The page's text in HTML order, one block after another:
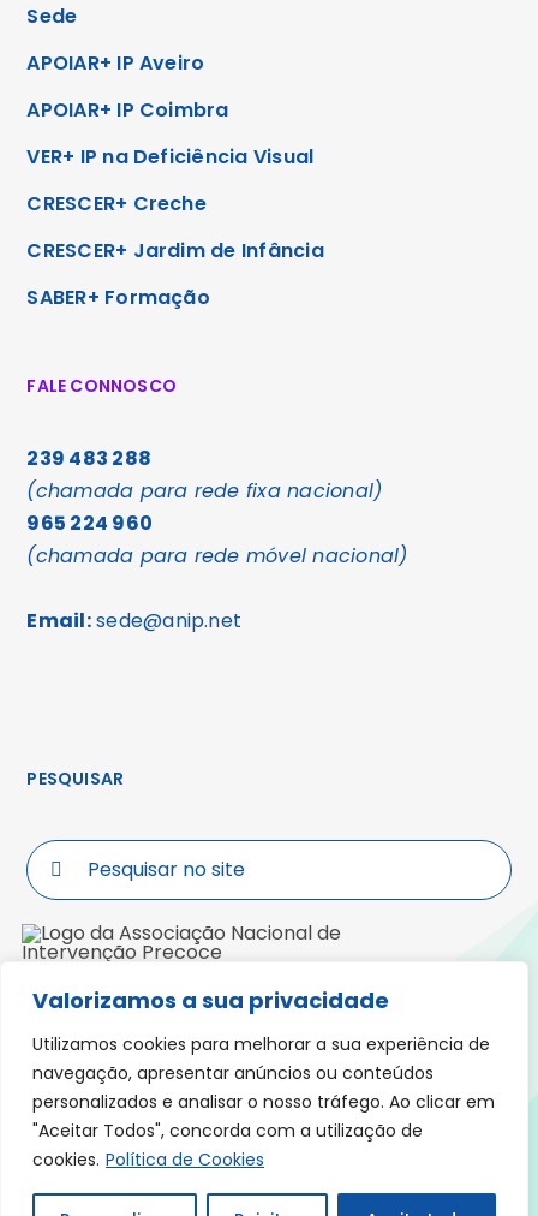
Valorizamos a sua privacidade
Utilizamos cookies para melhorar a sua experiência de
navegação, apresentar anúncios ou conteúdos
personalizados e analisar o nosso tráfego. Ao clicar em
"Aceitar Todos", concorda com a utilização de
cookies. Política de Cookies
Morada: Praceta Padre José Anchieta,
Lote 5, R/ch, Fração C, 3000-319 COIMBRA
Sede
APOIAR+ IP Aveiro
APOIAR+ IP Coimbra
VER+ IP na Deficiência Visual
CRESCER+ Creche
CRESCER+ Jardim de Infância
SABER+ Formação
FALE CONNOSCO
239 483 288
(chamada para rede fixa nacional)
965 224 960
(chamada para rede móvel nacional)
Email:sede@anip.net
Política de Cookies
Declaração de Acessibilidade
PESQUISAR
Search
for: